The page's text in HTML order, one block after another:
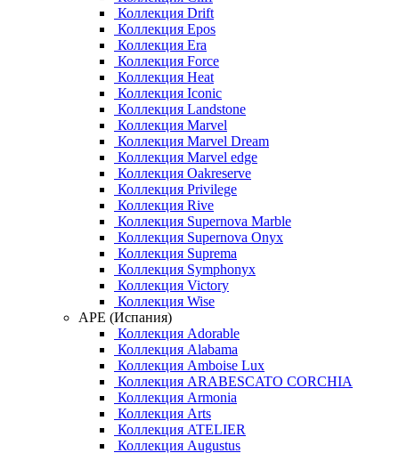
Коллекция Drift
Коллекция Epos
Коллекция Era
Коллекция Force
Коллекция Heat
Коллекция Iconic
Коллекция Landstone
Коллекция Marvel
Коллекция Marvel Dream
Коллекция Marvel edge
Коллекция Oakreserve
Коллекция Privilege
Коллекция Rive
Коллекция Supernova Marble
Коллекция Supernova Onyx
Коллекция Suprema
Коллекция Symphonyx
Коллекция Victory
Коллекция Wise
APE (Испания)
Коллекция Adorable
Коллекция Alabama
Коллекция Amboise Lux
Коллекция ARABESCATO CORCHIA
Коллекция Armonia
Коллекция Arts
Коллекция ATELIER
Коллекция Augustus